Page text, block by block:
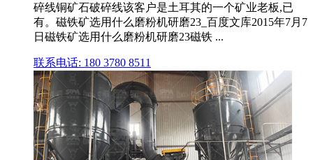
碎线铜矿石破碎线该客户是土耳其的一个矿业老板,已
有。磁铁矿选用什么磨粉机研磨23_百度文库2015年7月7
日磁铁矿选用什么磨粉机研磨23磁铁 ...
联系电话: 180 3780 8511